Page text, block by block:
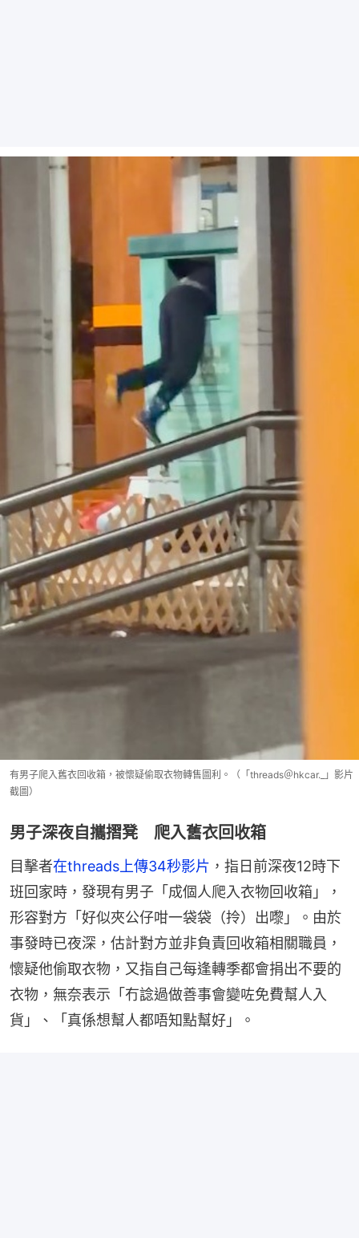
有男子爬入舊衣回收箱，被懷疑偷取衣物轉售圖利。（「threads＠hkcar._」影片
截圖）
男子深夜自攜摺凳 爬入舊衣回收箱
目擊者在threads上傳34秒影片 ，指日前深夜12時下
班回家時，發現有男子「成個人爬入衣物回收箱」，
形容對方「好似夾公仔咁一袋袋（拎）出嚟」。由於
事發時已夜深，估計對方並非負責回收箱相關職員，
懷疑他偷取衣物，又指自己每逢轉季都會捐出不要的
衣物，無奈表示「冇諗過做善事會變咗免費幫人入
貨」、「真係想幫人都唔知點幫好」。